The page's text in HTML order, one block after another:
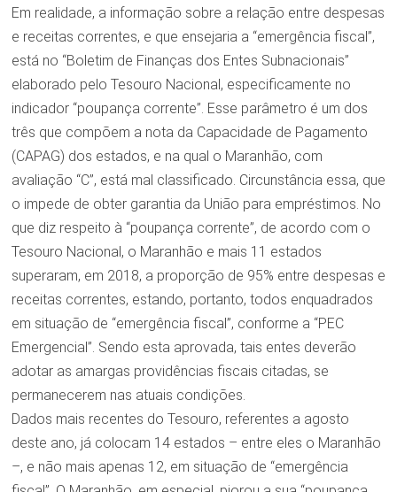
Em realidade, a informação sobre a relação entre despesas
e receitas correntes, e que ensejaria a “emergência fiscal”,
está no “Boletim de Finanças dos Entes Subnacionais”
elaborado pelo Tesouro Nacional, especificamente no
indicador “poupança corrente”. Esse parâmetro é um dos
três que compõem a nota da Capacidade de Pagamento
(CAPAG) dos estados, e na qual o Maranhão, com
avaliação “C”, está mal classificado. Circunstância essa, que
o impede de obter garantia da União para empréstimos. No
que diz respeito à “poupança corrente”, de acordo com o
Tesouro Nacional, o Maranhão e mais 11 estados
superaram, em 2018, a proporção de 95% entre despesas e
receitas correntes, estando, portanto, todos enquadrados
em situação de “emergência fiscal”, conforme a “PEC
Emergencial”. Sendo esta aprovada, tais entes deverão
adotar as amargas providências fiscais citadas, se
permanecerem nas atuais condições.
Dados mais recentes do Tesouro, referentes a agosto
deste ano, já colocam 14 estados – entre eles o Maranhão
–, e não mais apenas 12, em situação de “emergência